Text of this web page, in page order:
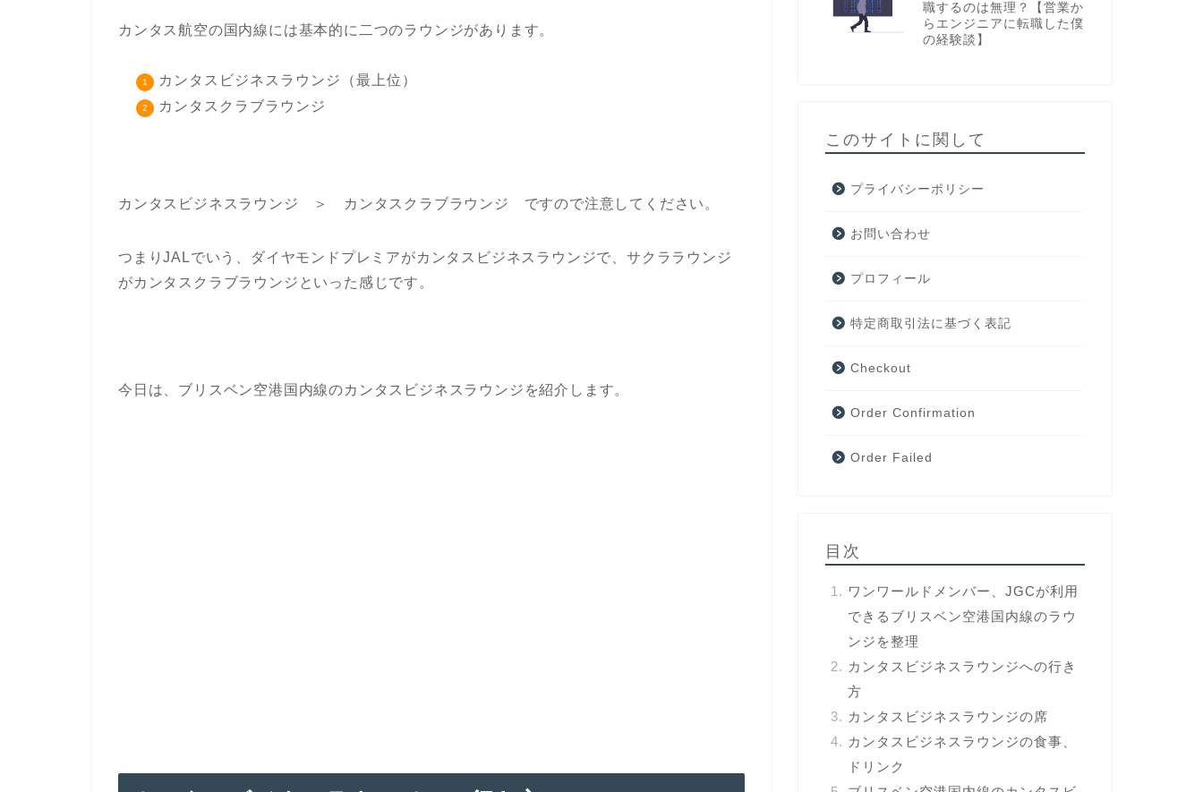
カンタス航空の国内線には基本的に二つのラウンジがあります。
カンタスビジネスラウンジ（最上位）
カンタスクラブラウンジ
カンタスビジネスラウンジ ＞ カンタスクラブラウンジ ですので注意してください。
つまりJALでいう、ダイヤモンドプレミアがカンタスビジネスラウンジで、サクララウンジ
がカンタスクラブラウンジといった感じです。
今日は、ブリスベン空港国内線のカンタスビジネスラウンジを紹介します。
職するのは無理？【営業か
らエンジニアに転職した僕
の経験談】
このサイトに関して
プライバシーポリシー
お問い合わせ
プロフィール
特定商取引法に基づく表記
Checkout
Order Confirmation
Order Failed
目次
ワンワールドメンバー、JGCが利用
できるブリスベン空港国内線のラウ
ンジを整理
カンタスビジネスラウンジへの行き
方
カンタスビジネスラウンジの席
カンタスビジネスラウンジの食事、
ドリンク